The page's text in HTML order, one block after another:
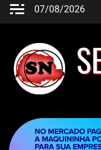
07/08/2026